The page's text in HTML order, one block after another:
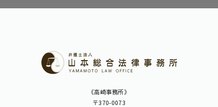
《高崎事務所》
〒370-0073